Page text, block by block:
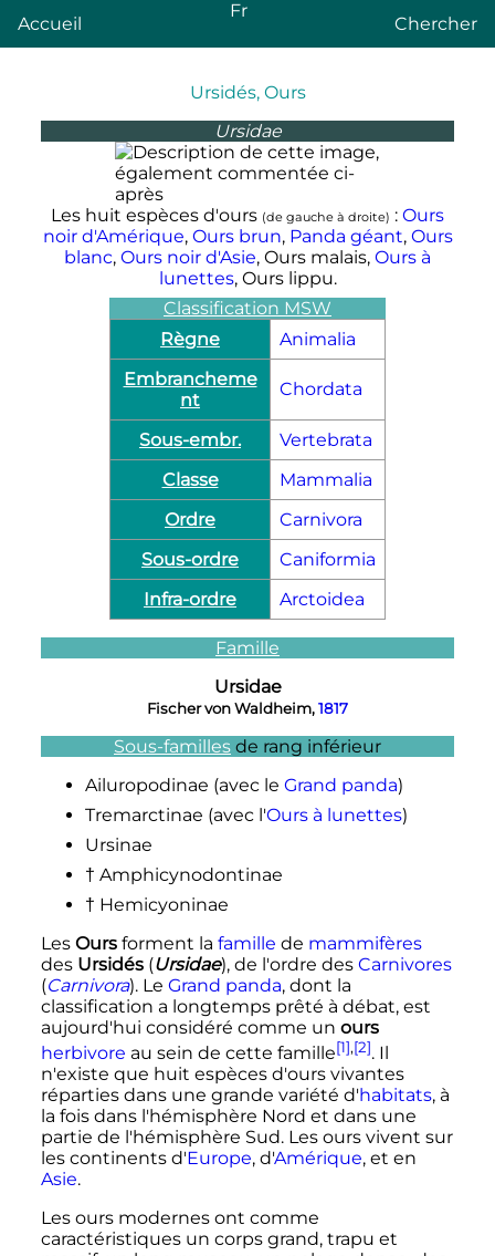
Accueil
Fr
Chercher
Ursidés, Ours
Ursidae
Les huit espèces d'ours (de gauche à droite) : Ours
noir d'Amérique, Ours brun, Panda géant, Ours
blanc, Ours noir d'Asie, Ours malais, Ours à
lunettes, Ours lippu.
Classification MSW
Règne
Animalia
Embrancheme
nt
Chordata
Sous-embr.
Vertebrata
Classe
Mammalia
Ordre
Carnivora
Sous-ordre
Caniformia
Infra-ordre
Arctoidea
Famille
Ursidae
Fischer von Waldheim,1817
Sous-familles de rang inférieur
Ailuropodinae (avec le Grand panda)
Tremarctinae (avec l'Ours à lunettes)
Ursinae
† Amphicynodontinae
† Hemicyoninae
Les Oursforment la famille de mammifères
des Ursidés(Ursidae), de l'ordre des Carnivores
(Carnivora). Le Grand panda, dont la
classification a longtemps prêté à débat, est
aujourd'hui considéré comme un ours
herbivore au sein de cette famille[1],[2]. Il
n'existe que huit espèces d'ours vivantes
réparties dans une grande variété d'habitats, à
la fois dans l'hémisphère Nord et dans une
partie de l'hémisphère Sud. Les ours vivent sur
les continents d'Europe, d'Amérique, et en
Asie.
Les ours modernes ont comme
caractéristiques un corps grand, trapu et